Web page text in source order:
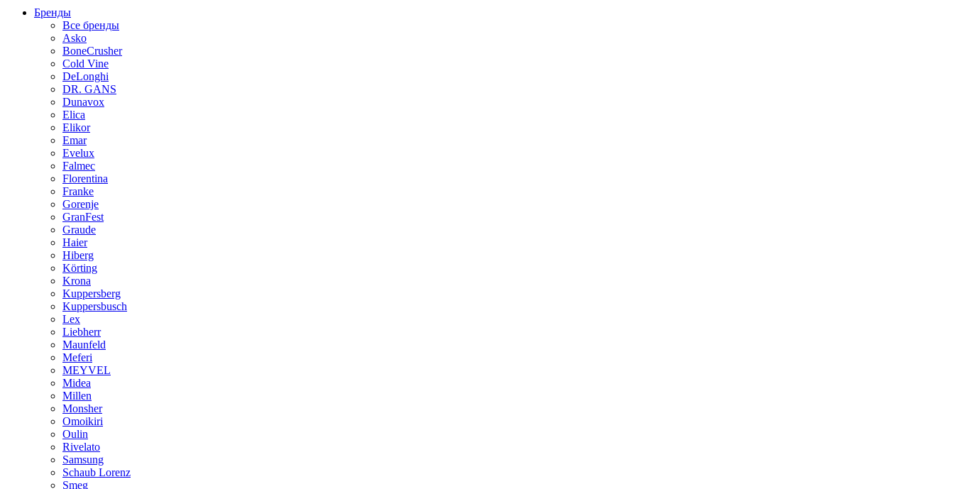
Бренды
Все бренды
Asko
BoneCrusher
Cold Vine
DeLonghi
DR. GANS
Dunavox
Elica
Elikor
Emar
Evelux
Falmec
Florentina
Franke
Gorenje
GranFest
Graude
Haier
Hiberg
Körting
Krona
Kuppersberg
Kuppersbusch
Lex
Liebherr
Maunfeld
Meferi
MEYVEL
Midea
Millen
Monsher
Omoikiri
Oulin
Rivelato
Samsung
Schaub Lorenz
Smeg